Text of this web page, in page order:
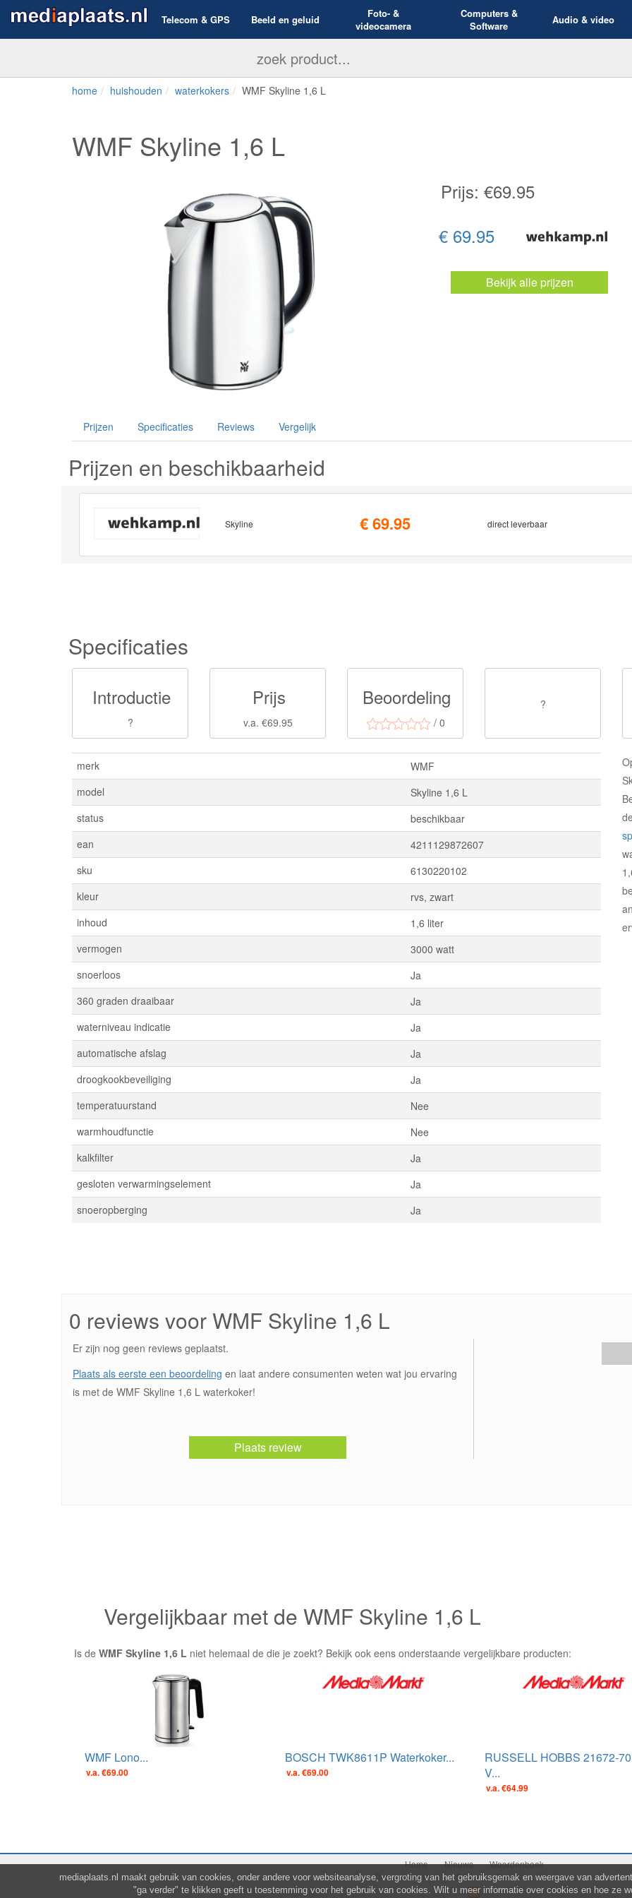
Telecom & GPS Beeld en geluid
Foto- &
videocamera
Computers &
Software
Audio & video
home huishouden waterkokers WMF Skyline 1,6 L
WMF Skyline 1,6 L
Prijs: €69.95
€ 69.95
Bekijk alle prijzen
Prijzen Specificaties Reviews Vergelijk
Prijzen en beschikbaarheid
Skyline € 69.95 direct leverbaar
Specificaties
Introductie
?
Prijs
v.a. €69.95
Beoordeling
/ 0
?
merk
WMF
model
Skyline 1,6 L
status
beschikbaar
ean
4211129872607
sku
6130220102
kleur
rvs, zwart
inhoud
1,6 liter
vermogen
3000 watt
snoerloos
Ja
360 graden draaibaar
Ja
waterniveau indicatie
Ja
automatische afslag
Ja
droogkookbeveiliging
Ja
temperatuurstand
Nee
warmhoudfunctie
Nee
kalkfilter
Ja
gesloten verwarmingselement
Ja
snoeropberging
Ja
0 reviews voor WMF Skyline 1,6 L
Er zijn nog geen reviews geplaatst.
Plaats als eerste een beoordeling en laat andere consumenten weten wat jou ervaring
is met de WMF Skyline 1,6 L waterkoker!
Plaats review
Vergelijkbaar met de WMF Skyline 1,6 L
Is de WMF Skyline 1,6 L niet helemaal de die je zoekt? Bekijk ook eens onderstaande vergelijkbare producten:
WMF Lono...
v.a. €69.00
BOSCH TWK8611P Waterkoker...
v.a. €69.00
RUSSELL HOBBS 21672-
V...
v.a. €64.99
Home Nieuws Woordenboek
Over mediaplaats.nl Privacy Contact Adverteren
mediaplaats.nl maakt gebruik van cookies, onder andere voor websiteanalyse, vergroting van het gebruiksgemak en weergave van
"ga verder" te klikken geeft u toestemming voor het gebruik van cookies. Wilt u meer informatie over cookies en hoe ze